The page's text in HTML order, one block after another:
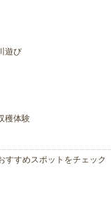
遊び
穫体験
すすめスポットをチェック